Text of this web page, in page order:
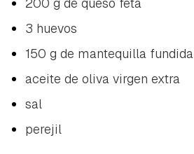
3 huevos
150 g de mantequilla fundida
aceite de oliva virgen extra
sal
perejil